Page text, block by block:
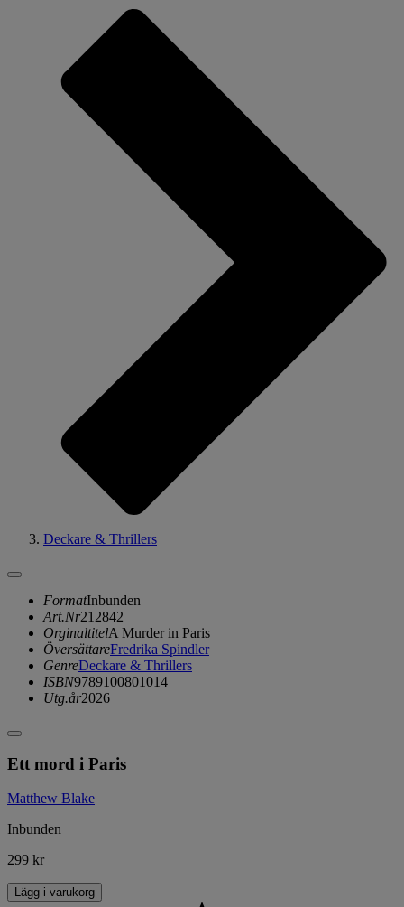
Deckare & Thrillers
FormatInbunden
Art.Nr212842
OrginaltitelA Murder in Paris
ÖversättareFredrika Spindler
GenreDeckare & Thrillers
ISBN9789100801014
Utg.år2026
Ett mord i Paris
Matthew Blake
Inbunden
299 kr
Lägg i varukorg